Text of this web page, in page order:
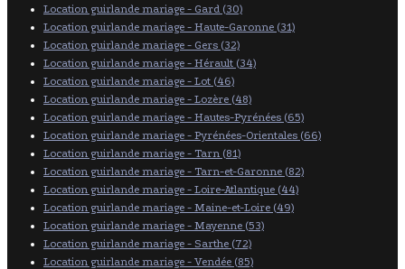
Location guirlande mariage - Gard (30)
Location guirlande mariage - Haute-Garonne (31)
Location guirlande mariage - Gers (32)
Location guirlande mariage - Hérault (34)
Location guirlande mariage - Lot (46)
Location guirlande mariage - Lozère (48)
Location guirlande mariage - Hautes-Pyrénées (65)
Location guirlande mariage - Pyrénées-Orientales (66)
Location guirlande mariage - Tarn (81)
Location guirlande mariage - Tarn-et-Garonne (82)
Location guirlande mariage - Loire-Atlantique (44)
Location guirlande mariage - Maine-et-Loire (49)
Location guirlande mariage - Mayenne (53)
Location guirlande mariage - Sarthe (72)
Location guirlande mariage - Vendée (85)